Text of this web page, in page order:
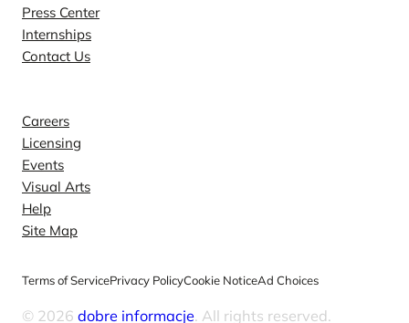
Press Center
Internships
Contact Us
Careers
Licensing
Events
Visual Arts
Help
Site Map
Terms of ServicePrivacy PolicyCookie NoticeAd Choices
© 2026 dobre informacje. All rights reserved.